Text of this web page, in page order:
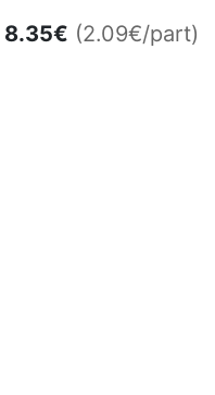
8.35€ (2.09€/part)